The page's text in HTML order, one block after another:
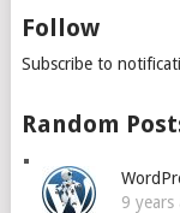
Follow
Subscribe to
Random
9 years